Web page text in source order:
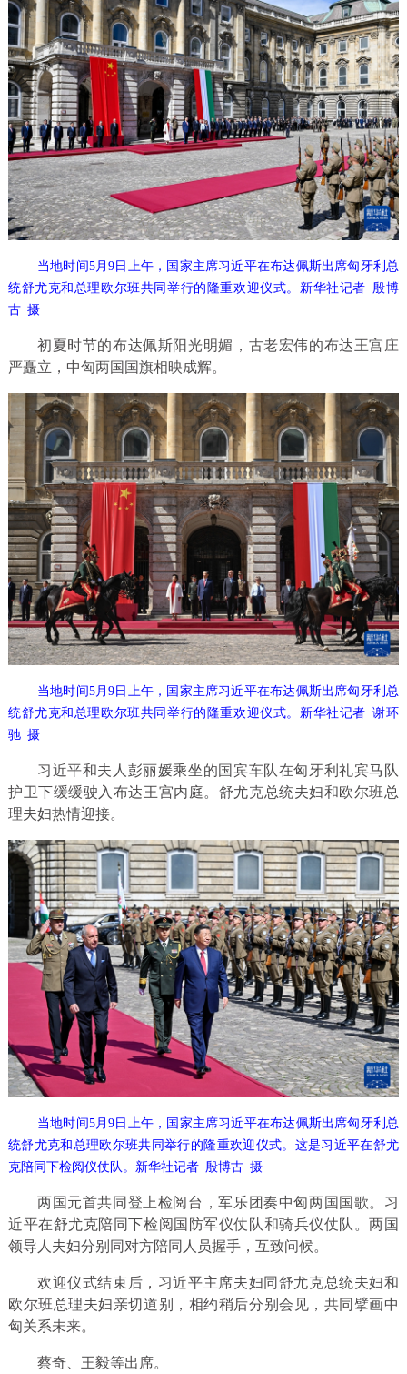
当地时间5月9日上午，国家主席习近平在布达佩斯出席匈牙利总
统舒尤克和总理欧尔班共同举行的隆重欢迎仪式。新华社记者 殷博
古 摄
初夏时节的布达佩斯阳光明媚，古老宏伟的布达王宫庄
严矗立，中匈两国国旗相映成辉。
当地时间5月9日上午，国家主席习近平在布达佩斯出席匈牙利总
统舒尤克和总理欧尔班共同举行的隆重欢迎仪式。新华社记者 谢环
驰 摄
习近平和夫人彭丽媛乘坐的国宾车队在匈牙利礼宾马队
护卫下缓缓驶入布达王宫内庭。舒尤克总统夫妇和欧尔班总
理夫妇热情迎接。
当地时间5月9日上午，国家主席习近平在布达佩斯出席匈牙利总
统舒尤克和总理欧尔班共同举行的隆重欢迎仪式。这是习近平在舒尤
克陪同下检阅仪仗队。新华社记者 殷博古 摄
两国元首共同登上检阅台，军乐团奏中匈两国国歌。习
近平在舒尤克陪同下检阅国防军仪仗队和骑兵仪仗队。两国
领导人夫妇分别同对方陪同人员握手，互致问候。
欢迎仪式结束后，习近平主席夫妇同舒尤克总统夫妇和
欧尔班总理夫妇亲切道别，相约稍后分别会见，共同擘画中
匈关系未来。
蔡奇、王毅等出席。